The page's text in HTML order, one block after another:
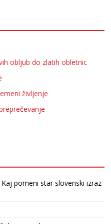
obljub do zlatih obletnic
življenje
pomeni star slovenski izraz